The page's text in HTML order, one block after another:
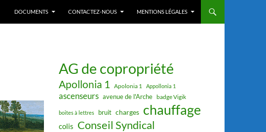
DOCUMENTS CONTACTEZ-NOUS MENTIONS LÉGALES
AG de copropriété
Apollonia 1 Apolonia 1 Appollonia 1
ascenseurs avenue de l'Arche badge Vigik
boites à lettres bruit charges chauffage
colis Conseil Syndical